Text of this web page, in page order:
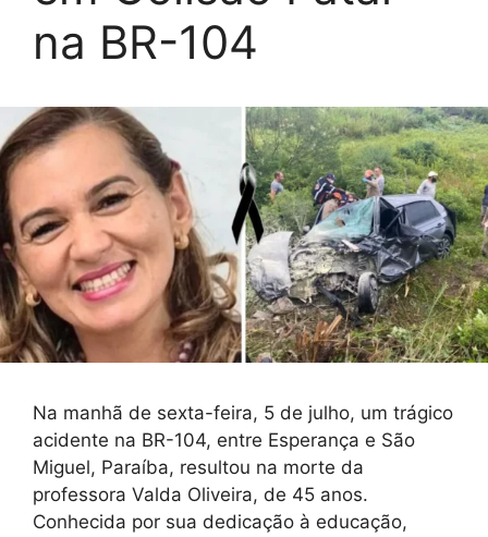
na BR-104
Na manhã de sexta-feira, 5 de julho, um trágico
acidente na BR-104, entre Esperança e São
Miguel, Paraíba, resultou na morte da
professora Valda Oliveira, de 45 anos.
Conhecida por sua dedicação à educação,